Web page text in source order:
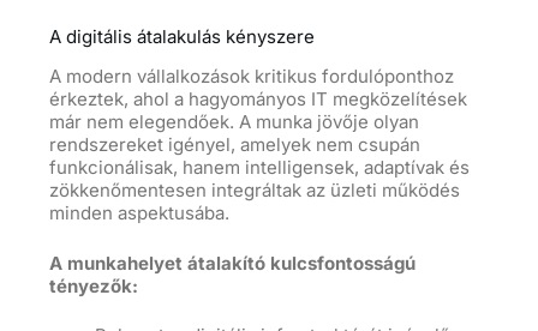
A digitális átalakulás kényszere
A modern vállalkozások kritikus fordulóponthoz
érkeztek, ahol a hagyományos IT megközelítések
már nem elegendőek. A munka jövője olyan
rendszereket igényel, amelyek nem csupán
funkcionálisak, hanem intelligensek, adaptívak és
zökkenőmentesen integráltak az üzleti működés
minden aspektusába.
A munkahelyet átalakító kulcsfontosságú
tényezők: